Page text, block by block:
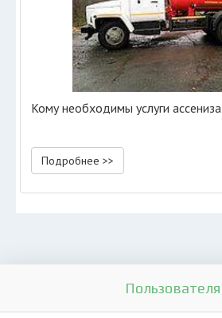
Кому необходимы услуги
Подробнее >>